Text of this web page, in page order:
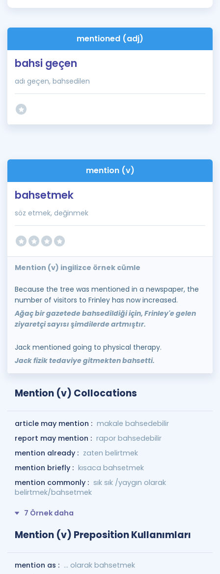
İngilizce Gramer
mentioned (adj)
bahsi geçen
adı geçen, bahsedilen
mention (v)
bahsetmek
söz etmek, değinmek
Mention (v) ingilizce örnek cümle
Because the tree was mentioned in a newspaper, the
number of visitors to Frinley has now increased.
Ağaç bir gazetede bahsedildiği için, Frinley'e gelen
ziyaretçi sayısı şimdilerde artmıştır.
Jack mentioned going to physical therapy.
Jack fizik tedaviye gitmekten bahsetti.
Mention (v) Collocations
article may mention : makale bahsedebilir
report may mention : rapor bahsedebilir
mention already : zaten belirtmek
mention briefly : kısaca bahsetmek
mention commonly : sık sık /yaygın olarak
belirtmek/bahsetmek
7 Örnek daha
Mention (v) Preposition Kullanımları
mention as : ... olarak bahsetmek